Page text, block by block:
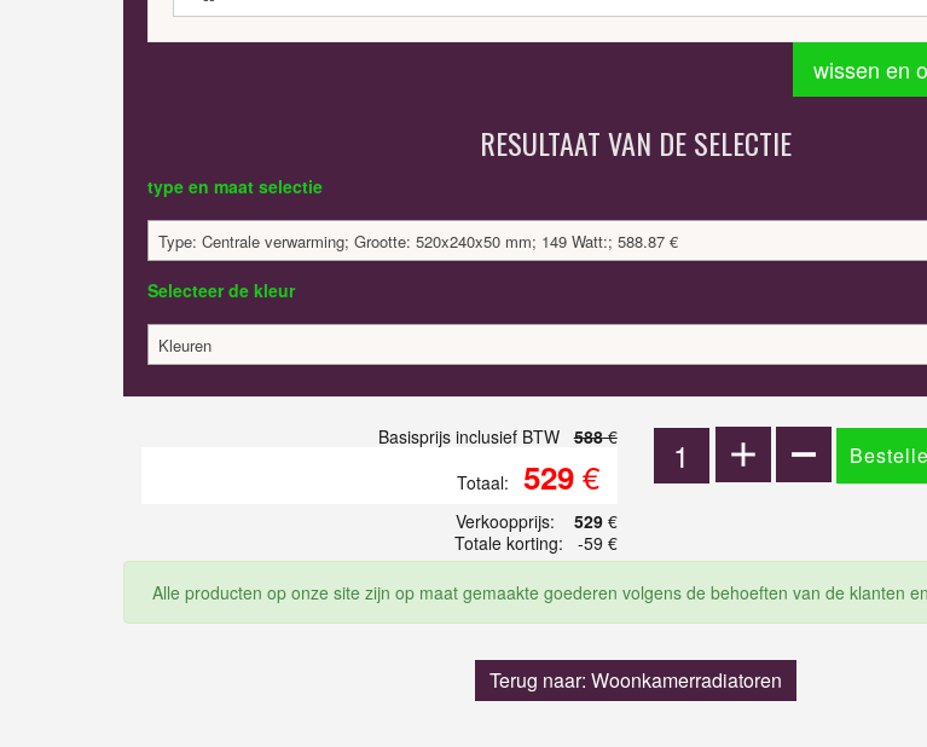
wissen en
RESULTAAT VAN DE SELECTIE
type en maat selectie
Type: Centrale verwarming; Grootte: 520x240x50 mm; 149 Watt:; 588.87 €
Selecteer de kleur
Kleuren
Basisprijs inclusief BTW 588€
Totaal:
529€
Verkoopprijs: 529€
Totale korting:
-59 €
Alle producten op onze site zijn op maat gemaakte goederen volgens de behoeften van de klanten
Terug naar: Woonkamerradiatoren